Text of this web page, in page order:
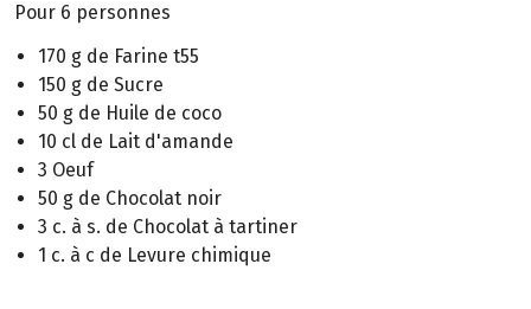
Pour 6 personnes
170 g de Farine t55
150 g de Sucre
50 g de Huile de coco
10 cl de Lait d'amande
3 Oeuf
50 g de Chocolat noir
3 c. à s. de Chocolat à tartiner
1 c. à c de Levure chimique